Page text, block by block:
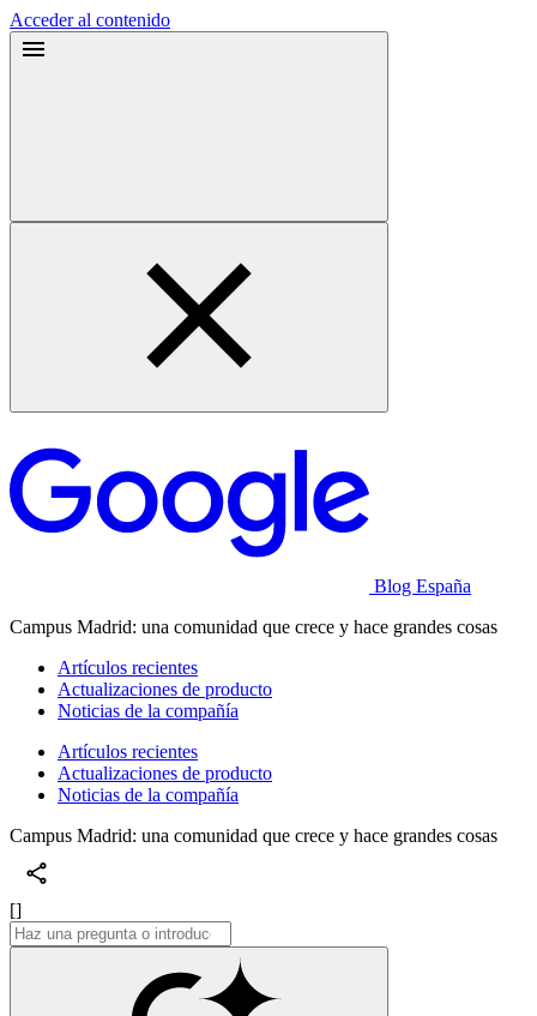
Acceder al contenido
Blog España
Campus Madrid: una comunidad que crece y hace grandes cosas
Artículos recientes
Actualizaciones de producto
Noticias de la compañía
Artículos recientes
Actualizaciones de producto
Noticias de la compañía
Campus Madrid: una comunidad que crece y hace grandes cosas
[]